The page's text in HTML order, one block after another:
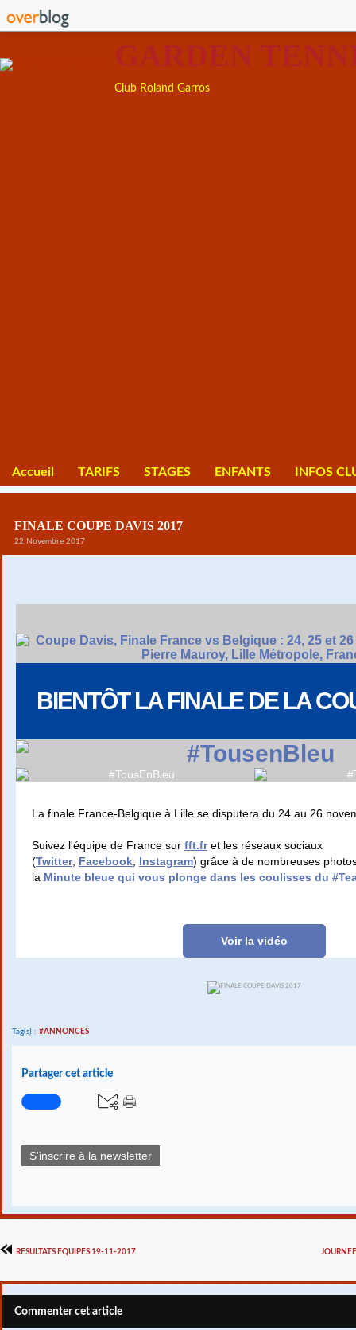
GARDEN
Club Roland Garros
Accueil TARIFS STAGES ENFANTS INFOS
FINALE COUPE DAVIS 2017
22 Novembre 2017
BIENTÔT LA FINALE DE LA
La finale France-Belgique à Lille se disputera du 24 au 26
Suivez l'équipe de France sur fft.fr et les réseaux sociaux
(Twitter, Facebook Instagram) grâce à de nombreuses
la Minute bleue qui vous plonge dans les coulisses du
Voir la vidéo
Tag(s) : #ANNONCES
Partager cet article
S'inscrire à la newsletter
RESULTATS EQUIPES 19-11-2017
Commenter cet article